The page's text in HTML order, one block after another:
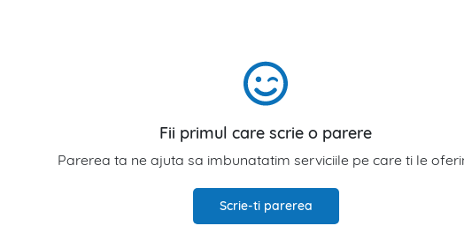
Fii primul care scrie o parere
Parerea ta ne ajuta sa imbunatatim serviciile pe care ti le
Scrie-ti parerea